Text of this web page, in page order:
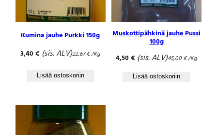
Kumina jauhe Purkki 150g
3,40€ (sis. ALV)22,67€/Kg
Lisää ostoskoriin
Muskottipähkinä jauhe Pussi
100g
4,50€ (sis. ALV)45,00€/Kg
Lisää ostoskoriin